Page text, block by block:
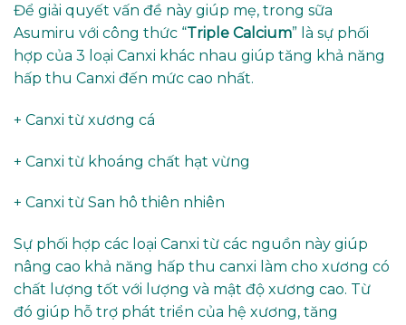
Để giải quyết vấn đề này giúp mẹ, trong sữa
Asumiru với công thức “Triple Calcium” là sự phối
hợp của 3 loại Canxi khác nhau giúp tăng khả năng
hấp thu Canxi đến mức cao nhất.
+ Canxi từ xương cá
+ Canxi từ khoáng chất hạt vừng
+ Canxi từ San hô thiên nhiên
Sự phối hợp các loại Canxi từ các nguồn này giúp
nâng cao khả năng hấp thu canxi làm cho xương có
chất lượng tốt với lượng và mật độ xương cao. Từ
đó giúp hỗ trợ phát triển của hệ xương, tăng